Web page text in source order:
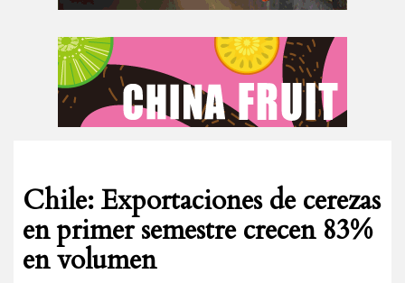
Chile: Exportaciones de cerezas
en primer semestre crecen 83%
en volumen